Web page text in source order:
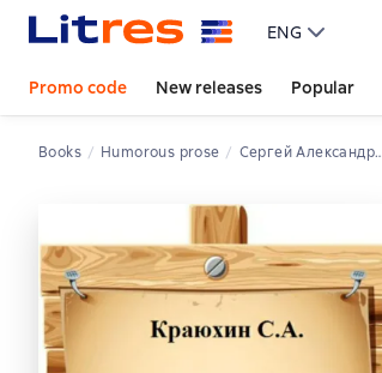
ENG
Promo code New releases Popular
Books Humorous prose Сергей Александрович Краюхин